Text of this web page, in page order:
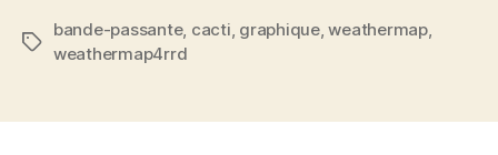
Étiquettes
bande-passante, cacti, graphique,weathermap,
weathermap4rrd